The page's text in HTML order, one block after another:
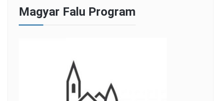
Magyar Falu Program